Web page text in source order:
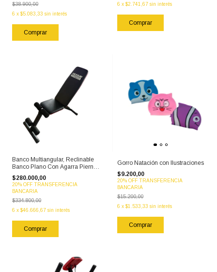
$38.900,00
6 x $5.083,33 sin interés
6 x $2.741,67 sin interés
Banco Multiangular, Reclinable
Banco Plano Con Agarra Piernas
Plegable
$280.000,00
20% OFF TRANSFERENCIA
BANCARIA
$334.800,00
6 x $46.666,67 sin interés
Gorro Natación con Ilustraciones
$9.200,00
20% OFF TRANSFERENCIA
BANCARIA
$15.200,00
6 x $1.533,33 sin interés